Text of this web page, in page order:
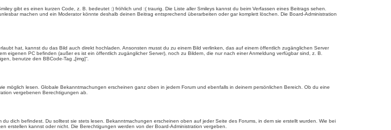
gibt es einen kurzen Code, z. B. bedeutet :) fröhlich und :( traurig. Die Liste aller Smileys kannst du beim Verfassen eines Beitrags sehen.
machen und ein Moderator könnte deshalb deinen Beitrag entsprechend überarbeiten oder gar komplett löschen. Die Board-Administration
hat, kannst du das Bild auch direkt hochladen. Ansonsten musst du zu einem Bild verlinken, das auf einem öffentlich zugänglichen Server
eigenen PC befinden (außer es ist ein öffentlich zugänglicher Server), noch zu Bildern, die nur nach einer Anmeldung verfügbar sind, z. B.
benutze den BBCode-Tag „[img]“.
möglich lesen. Globale Bekanntmachungen erscheinen ganz oben in jedem Forum und ebenfalls in deinem persönlichen Bereich. Ob du eine
vergebenen Berechtigungen ab.
dich befindest. Du solltest sie stets lesen. Bekanntmachungen erscheinen oben auf jeder Seite des Forums, in dem sie erstellt wurden. Wie bei
kannst oder nicht. Die Berechtigungen werden von der Board-Administration vergeben.